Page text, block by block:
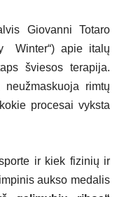
Giovanni Totaro
Winter“) apie italų
šviesos terapija.
rimtų
procesai vyksta
ir kiek fizinių ir
aukso medalis